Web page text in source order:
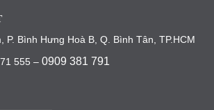
P. Bình Hưng Hoà B, Q. Bình Tân, TP.HCM
555 – 0909 381 791